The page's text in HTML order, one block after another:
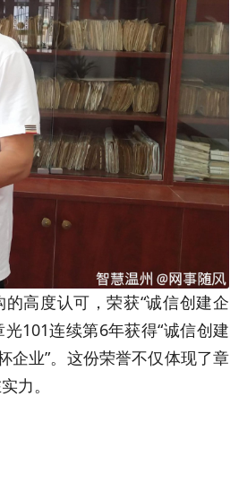
高度认可，荣获“诚信创建企
101连续第6年获得“诚信创建
企业”。这份荣誉不仅体现了章
力。